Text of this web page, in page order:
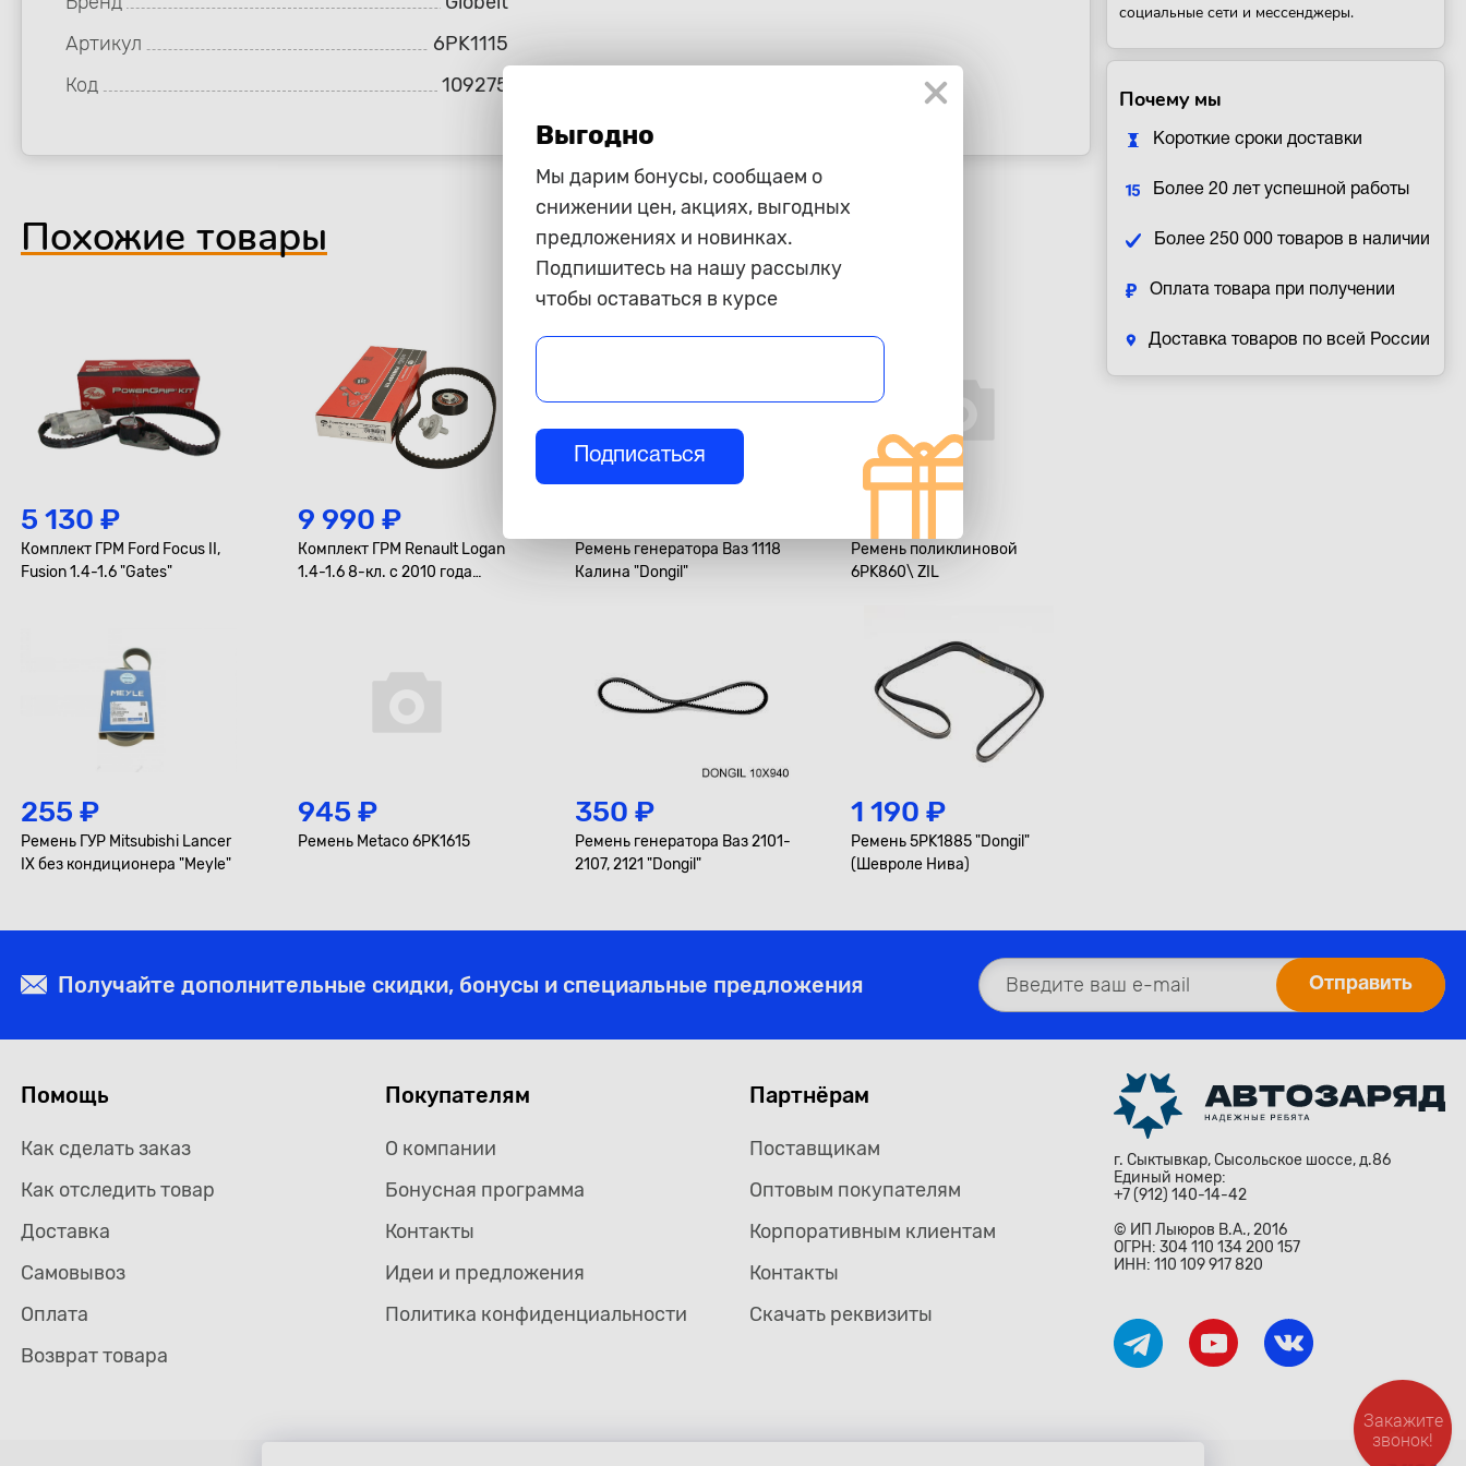
Артикул
6PK1115
Код
109275
Похожие товары
5 130 ₽
Комплект ГРМ Ford Focus II,
Fusion 1.4-1.6 "Gates"
9 990 ₽
Комплект ГРМ Renault Logan
1.4-1.6 8-кл. с 2010 года
Ремень генератора Ваз 1118
Калина "Dongil"
Ремень поликлиновой
6PK860\ ZIL
255 ₽
Ремень ГУР Mitsubishi Lancer
IX без кондиционера "Meyle"
945 ₽
Ремень Metaco 6PK1615
350 ₽
Ремень генератора Вaз 2101-
2107, 2121 "Dongil"
1 190 ₽
Ремень 5PK1885 "Dongil"
(Шевроле Нива)
социальные сети и мессенджеры.
Почему мы
Короткие сроки доставки
Более 20 лет успешной работы
Более 250 000 товаров в наличии
Оплата товара при получении
Доставка товаров по всей России
Получайте дополнительные скидки, бонусы и специальные предложения
Помощь
Как сделать заказ
Как отследить товар
Доставка
Самовывоз
Оплата
Возврат товара
Покупателям
О компании
Бонусная программа
Контакты
Идеи и предложения
Политика конфиденциальности
Партнёрам
Поставщикам
Оптовым покупателям
Корпоративным клиентам
Контакты
Скачать реквизиты
г. Сыктывкар, Сысольское шоссе, д.86
Единый номер:
+7 (912) 140-14-42
© ИП Лыюров В.А., 2016
ОГРН: 304 110 134 200 157
ИНН: 110 109 917 820
Выгодно
Мы дарим бонусы, сообщаем о
снижении цен, акциях, выгодных
предложениях и новинках.
Подпишитесь на нашу рассылку
чтобы оставаться в курсе
Подписаться
Закажите
звонок!